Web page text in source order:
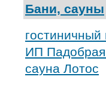
Бани, сауны
гостиничный
ИП Падобрая
сауна Лотос